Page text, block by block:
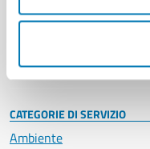
Personale amministrativo
CATEGORIE DI SERVIZIO
Ambiente